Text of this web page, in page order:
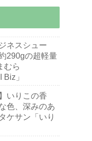
ネスシュー
290gの超軽量
むら
Biz」
いりこの香
色、深みのあ
ケサン「いり